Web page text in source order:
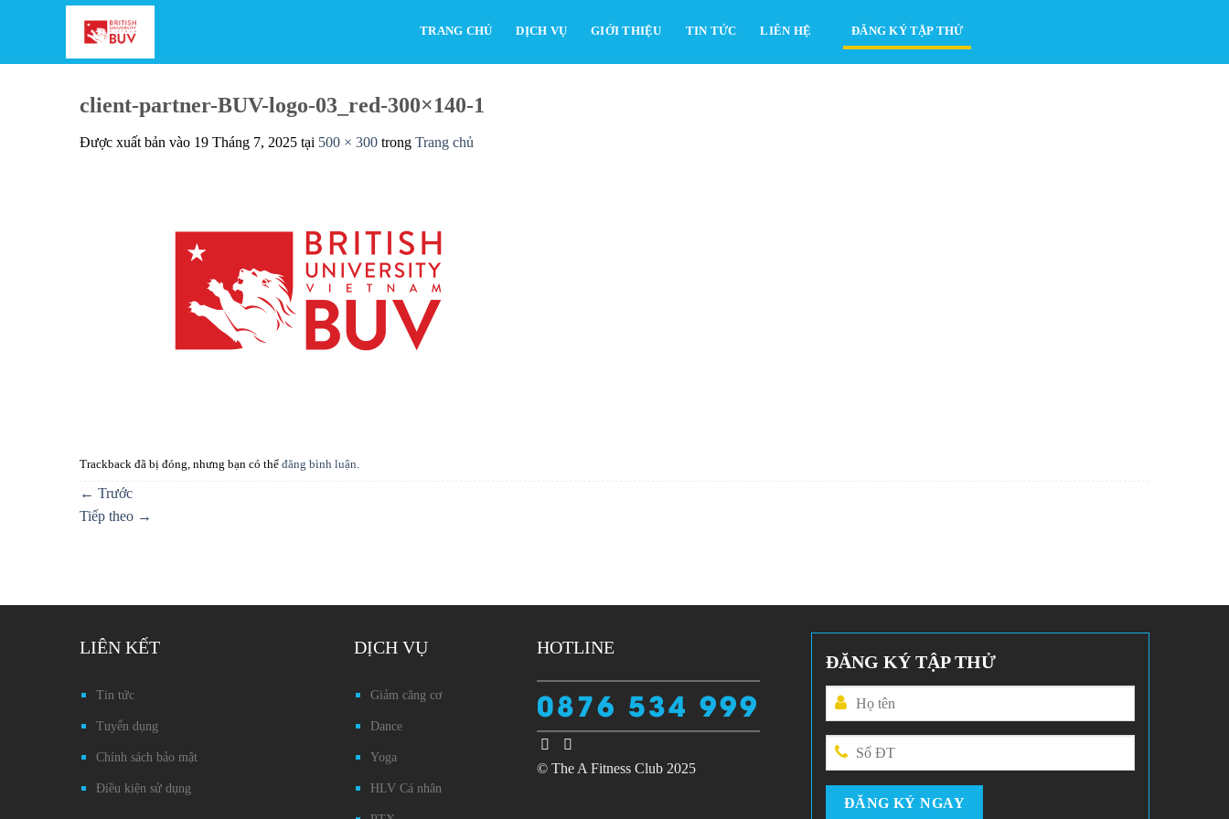
TRANG CHỦ DỊCH VỤ GIỚI THIỆU TIN TỨC LIÊN HỆ ĐĂNG KÝ TẬP THỬ
client-partner-BUV-logo-03_red-300×140-1
Được xuất bản vào 19 Tháng 7, 2025 tại 500 × 300 trong Trang chủ
Trackback đã bị đóng, nhưng bạn có thể đăng bình luận.
← Trước
Tiếp theo →
LIÊN KẾT
Tin tức
Tuyển dụng
Chính sách bảo mật
Điều kiện sử dụng
DỊCH VỤ
Giảm căng cơ
Dance
Yoga
HLV Cá nhân
HOTLINE
0876 534 999
© The A Fitness Club 2025
ĐĂNG KÝ TẬP THỬ